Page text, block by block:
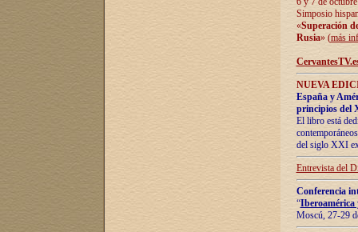
Simposio
«Superación
Rusia» (más
NUEVA
España y
principios del
El libro está
del siglo XXI
Entrevista del
Conferencia
“Iberoamérica
Moscú, 27-29